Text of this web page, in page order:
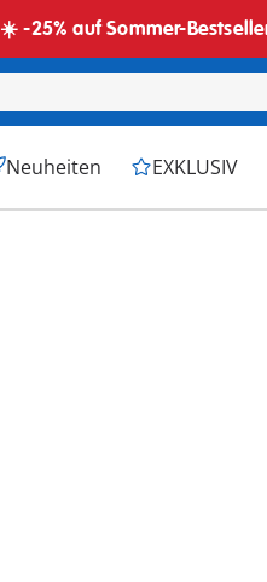
☀️ -25% auf Sommer-
Neuheiten EXKLUSIV